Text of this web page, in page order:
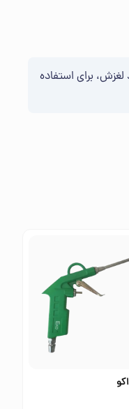
برای استفاده